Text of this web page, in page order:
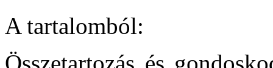
A tartalomból:
Összetartozás és